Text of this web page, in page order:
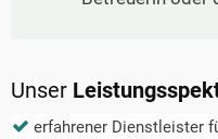
Unser
erfahrener Dienstleister